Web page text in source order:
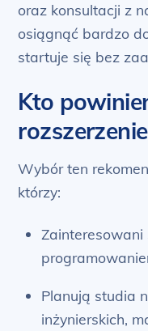
oraz konsultacji z
osiągnąć bardzo
startuje się bez
Kto
Wybór ten
którzy:
Zainteresowani
Planują studia
inżynierskich,